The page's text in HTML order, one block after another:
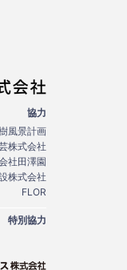
協力
風景計画
株式会社
社田澤園
株式会社
FLOR
特別協力